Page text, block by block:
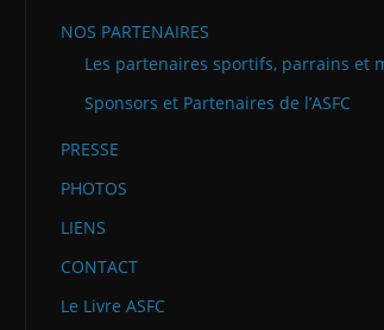
NOS PARTENAIRES
Les partenaires sportifs, parrains et
Sponsors et Partenaires de l’ASFC
PRESSE
PHOTOS
LIENS
CONTACT
Le Livre ASFC